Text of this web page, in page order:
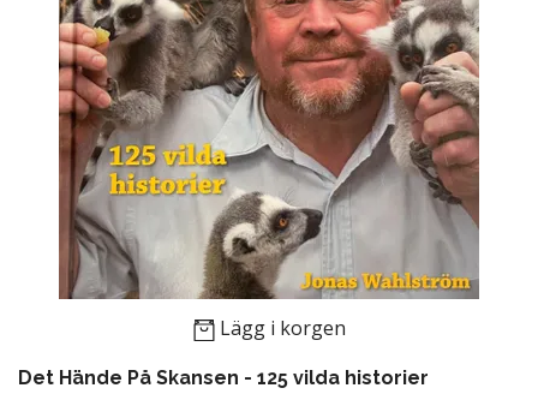
Lägg i korgen
Det Hände På Skansen - 125 vilda historier